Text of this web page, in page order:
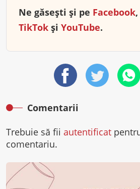
Ne găsești și pe Facebook,
TikTok și YouTube.
Comentarii
Trebuie să fii autentificat
comentariu.